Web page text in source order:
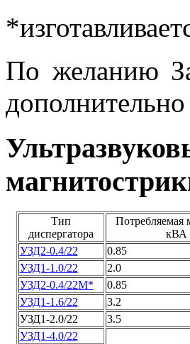
По желанию
Тип
диспергатора
Потребляемая
кВА
УЗД2-0.4/22
0.85
УЗД1-1.0/22
2.0
УЗД2-0.4/22М*
0.85
УЗД1-1.6/22
3.2
УЗД1-2.0/22
3.5
УЗД1-4.0/22